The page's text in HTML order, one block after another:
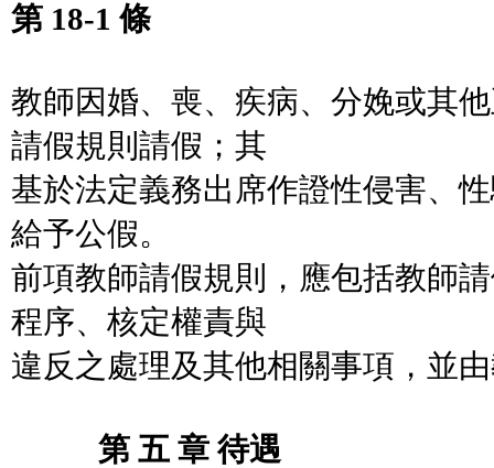
第 18-1 條
教師因婚、喪、疾病、分娩或其
請假規則請假；其
基於法定義務出席作證性侵害、
給予公假。
前項教師請假規則，應包括教師
程序、核定權責與
違反之 處理及其他相關事項，並
第 五 章 待遇